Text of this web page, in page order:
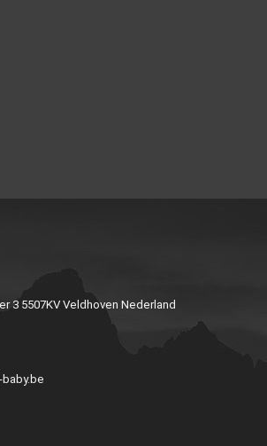
3 5507KV Veldhoven Nederland